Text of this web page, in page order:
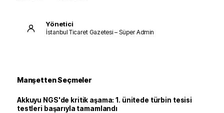
Yönetici
İstanbul Ticaret Gazetesi – Süper Admin
Manşetten Seçmeler
Akkuyu NGS'de kritik aşama: 1. ünitede türbin tesisi
testleri başarıyla tamamlandı